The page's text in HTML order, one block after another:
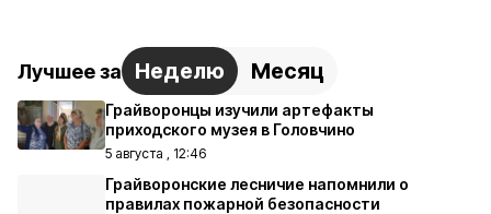
Лучшее за Неделю Месяц
Грайворонцы изучили артефакты
приходского музея в Головчино
5 августа , 12:46
Грайворонские лесничие напомнили о
правилах пожарной безопасности